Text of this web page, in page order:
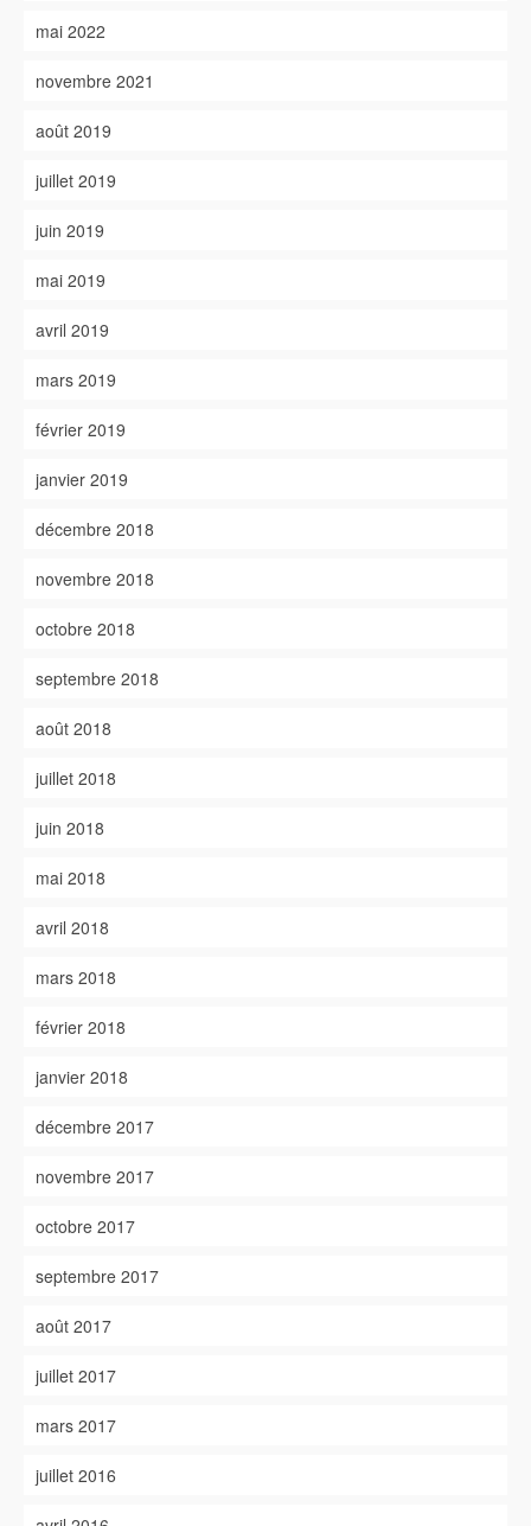
mai 2022
novembre 2021
août 2019
juillet 2019
juin 2019
mai 2019
avril 2019
mars 2019
février 2019
janvier 2019
décembre 2018
novembre 2018
octobre 2018
septembre 2018
août 2018
juillet 2018
juin 2018
mai 2018
avril 2018
mars 2018
février 2018
janvier 2018
décembre 2017
novembre 2017
octobre 2017
septembre 2017
août 2017
juillet 2017
mars 2017
juillet 2016